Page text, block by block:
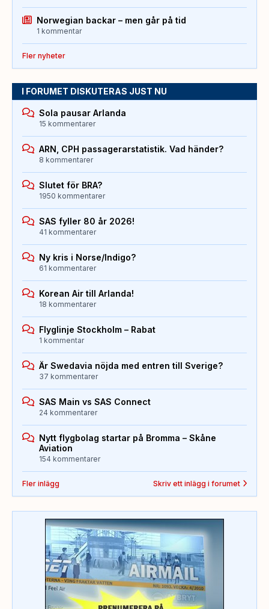
Norwegian backar – men går på tid
1 kommentar
Fler nyheter
I FORUMET DISKUTERAS JUST NU
Sola pausar Arlanda
15 kommentarer
ARN, CPH passagerarstatistik. Vad händer?
8 kommentarer
Slutet för BRA?
1950 kommentarer
SAS fyller 80 år 2026!
41 kommentarer
Ny kris i Norse/Indigo?
61 kommentarer
Korean Air till Arlanda!
18 kommentarer
Flyglinje Stockholm – Rabat
1 kommentar
Är Swedavia nöjda med entren till Sverige?
37 kommentarer
SAS Main vs SAS Connect
24 kommentarer
Nytt flygbolag startar på Bromma – Skåne
Aviation
154 kommentarer
Fler inlägg Skriv ett inlägg i forumet